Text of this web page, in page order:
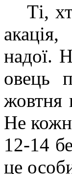
Ті,
надої.
овець
жовтня
Не
12-14
це